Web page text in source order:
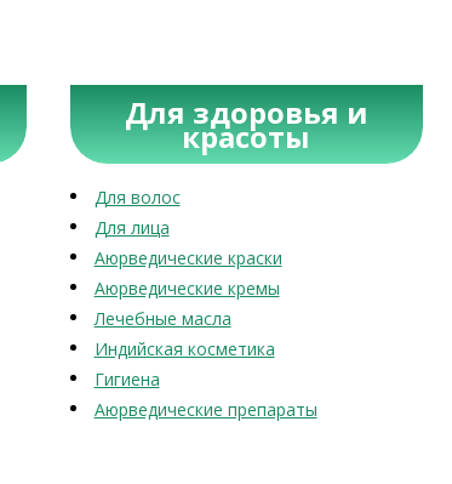
Для здоровья и
красоты
Для волос
Для лица
Аюрведические краски
Аюрведические кремы
Лечебные масла
Индийская косметика
Гигиена
Аюрведические препараты